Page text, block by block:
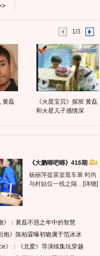
1/3
黄磊
《火星宝贝》探班 黄磊
和火星儿子感情深
《大鹏嘚吧嘚》416期
杨丽萍提菜篮逛车展 时尚
与村姑仅一线之隔… [详细]
》：黄磊不惑之年中的智慧
炮》陈柏霖曝初吻属于范冰冰
》：《北爱》导演续集玩穿越